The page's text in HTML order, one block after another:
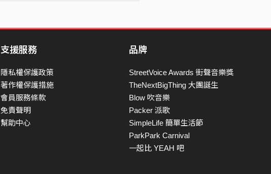
支援服務
隱私權保護政策
著作權保護措施
會員服務條款
免責聲明
幫助中心
品牌
StreetVoice Awards 街聲音樂獎
TheNextBigThing 大團誕生
Blow 吹音樂
Packer 派歌
SimpleLife 簡單生活節
ParkPark Carnival
一起比 YEAH 吧